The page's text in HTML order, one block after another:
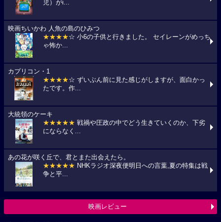
児）がi...
映画ちいかわ 人魚の島のひみつ
★★★★☆ 小6の子供と行きました。 セイレーンがめっち
ゃ怖か...
カプリコン・1
★★★★☆ ずいぶん前に見た感じがしますが、面白かっ
たです。作...
大統領のケーキ
★★★★★ 戦禍や圧政の中でどう生きていくのか、下劣
にならなく...
あの花が咲く丘で、君とまた出会えたら。
★★★★★ NHKラジオ深夜便明日への言葉,夏の特集は戦
争と平...
映画レビュー